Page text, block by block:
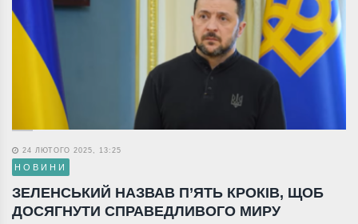
24 ЛЮТОГО 2025, 13:25
НОВИНИ
ЗЕЛЕНСЬКИЙ НАЗВАВ П’ЯТЬ КРОКІВ, ЩОБ
ДОСЯГНУТИ СПРАВЕДЛИВОГО МИРУ